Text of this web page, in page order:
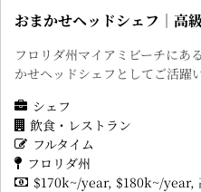
おまかせヘッドシェフ｜高
フロリダ州マイアミビーチにあ
かせヘッドシェフとしてご活躍
シェフ
飲食・レストラン
フルタイム
フロリダ州
$170k~/year $180k~/year